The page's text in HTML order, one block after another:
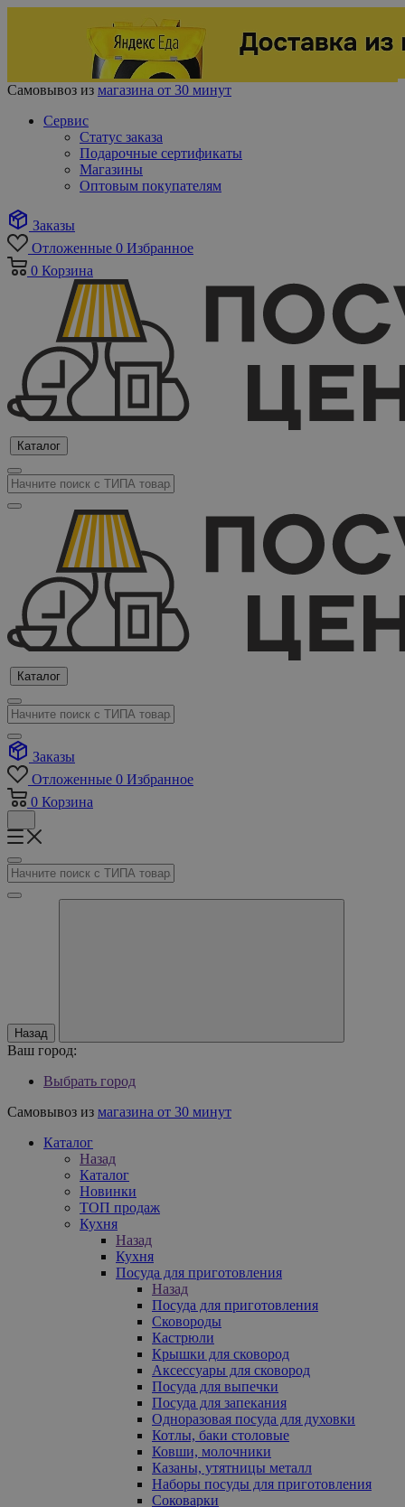
Самовывоз из магазина от 30 минут
Сервис
Статус заказа
Подарочные сертификаты
Магазины
Оптовым покупателям
Заказы
Отложенные 0 Избранное
0 Корзина
Каталог
Каталог
Заказы
Отложенные 0 Избранное
0 Корзина
Назад
Ваш город:
Выбрать город
Самовывоз из магазина от 30 минут
Каталог
Назад
Каталог
Новинки
ТОП продаж
Кухня
Назад
Кухня
Посуда для приготовления
Назад
Посуда для приготовления
Сковороды
Кастрюли
Крышки для сковород
Аксессуары для сковород
Посуда для выпечки
Посуда для запекания
Одноразовая посуда для духовки
Котлы, баки столовые
Ковши, молочники
Казаны, утятницы металл
Наборы посуды для приготовления
Соковарки